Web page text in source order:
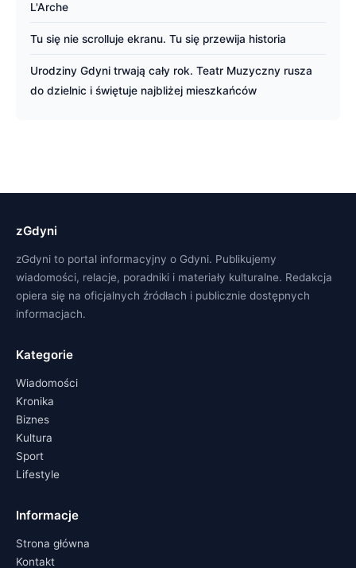
L'Arche
Tu się nie scrolluje ekranu. Tu się przewija historia
Urodziny Gdyni trwają cały rok. Teatr Muzyczny rusza
do dzielnic i świętuje najbliżej mieszkańców
zGdyni
zGdyni to portal informacyjny o Gdyni. Publikujemy
wiadomości, relacje, poradniki i materiały kulturalne. Redakcja
opiera się na oficjalnych źródłach i publicznie dostępnych
informacjach.
Kategorie
Wiadomości
Kronika
Biznes
Kultura
Sport
Lifestyle
Informacje
Strona główna
Kontakt